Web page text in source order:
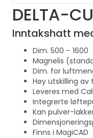
DELTA-CU
Inntakshatt
Dim. 500 – 1600
Magnelis
Dim. for
Høy utskilling av
Leveres med
Integrerte
Kan pulver-
Finns i MagiCAD